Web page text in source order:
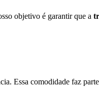
objetivo é garantir que a
Essa comodidade faz